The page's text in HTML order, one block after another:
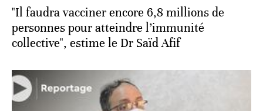
"Il faudra vacciner encore 6,8 millions de
personnes pour atteindre l’immunité
collective", estime le Dr Saïd Afif